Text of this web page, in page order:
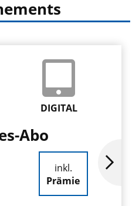
DIGITAL
Abo
inkl.
Prämie